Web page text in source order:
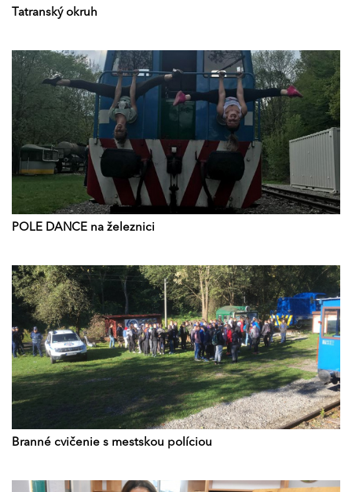
Tatranský okruh
POLE DANCE na železnici
Branné cvičenie s mestskou políciou